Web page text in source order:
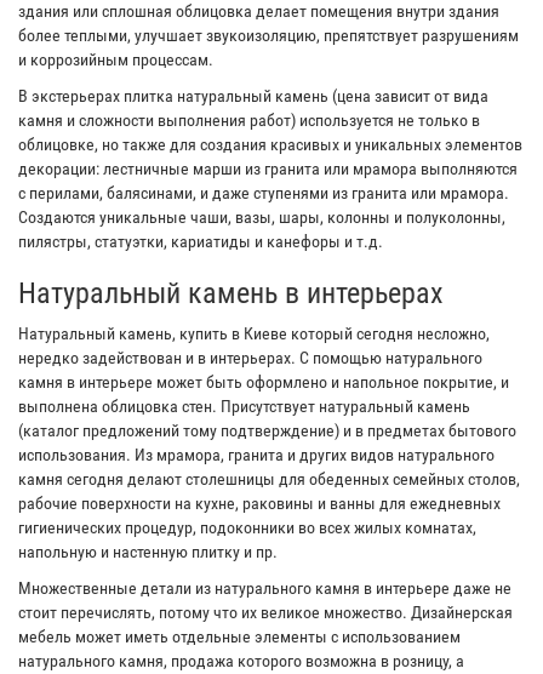
здания или сплошная облицовка делает помещения внутри здания
более теплыми, улучшает звукоизоляцию, препятствует разрушениям
и коррозийным процессам.
В экстерьерах плитка натуральный камень (цена зависит от вида
камня и сложности выполнения работ) используется не только в
облицовке, но также для создания красивых и уникальных элементов
декорации: лестничные марши из гранита или мрамора выполняются
с перилами, балясинами, и даже ступенями из гранита или мрамора.
Создаются уникальные чаши, вазы, шары, колонны и полуколонны,
пилястры, статуэтки, кариатиды и канефоры и т.д.
Натуральный камень в интерьерах
Натуральный камень, купить в Киеве который сегодня несложно,
нередко задействован и в интерьерах. С помощью натурального
камня в интерьере может быть оформлено и напольное покрытие, и
выполнена облицовка стен. Присутствует натуральный камень
(каталог предложений тому подтверждение) и в предметах бытового
использования. Из мрамора, гранита и других видов натурального
камня сегодня делают столешницы для обеденных семейных столов,
рабочие поверхности на кухне, раковины и ванны для ежедневных
гигиенических процедур, подоконники во всех жилых комнатах,
напольную и настенную плитку и пр.
Множественные детали из натурального камня в интерьере даже не
стоит перечислять, потому что их великое множество. Дизайнерская
мебель может иметь отдельные элементы с использованием
натурального камня, продажа которого возможна в розницу, а